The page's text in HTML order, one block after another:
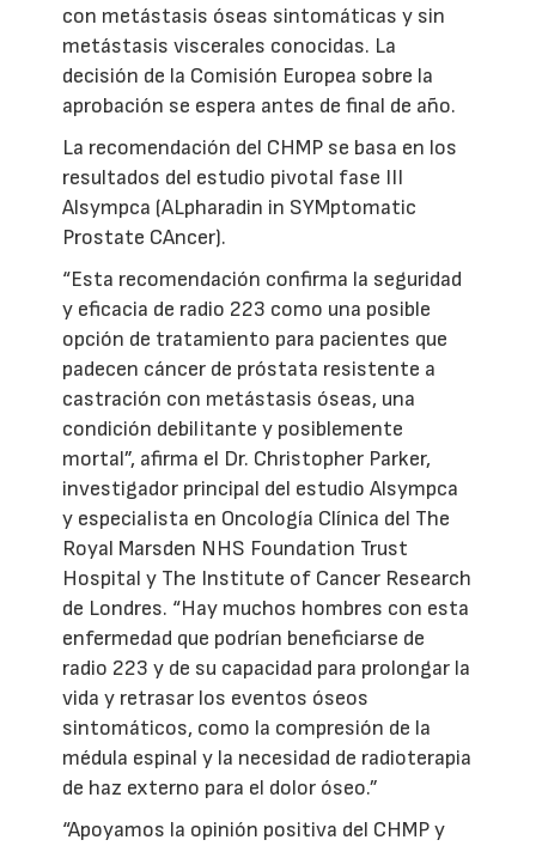
con metástasis óseas sintomáticas y sin
metástasis viscerales conocidas. La
decisión de la Comisión Europea sobre la
aprobación se espera antes de final de año.
La recomendación del CHMP se basa en los
resultados del estudio pivotal fase III
Alsympca (ALpharadin in SYMptomatic
Prostate CAncer).
“Esta recomendación confirma la seguridad
y eficacia de radio 223 como una posible
opción de tratamiento para pacientes que
padecen cáncer de próstata resistente a
castración con metástasis óseas, una
condición debilitante y posiblemente
mortal”, afirma el Dr. Christopher Parker,
investigador principal del estudio Alsympca
y especialista en Oncología Clínica del The
Royal Marsden NHS Foundation Trust
Hospital y The Institute of Cancer Research
de Londres. “Hay muchos hombres con esta
enfermedad que podrían beneficiarse de
radio 223 y de su capacidad para prolongar la
vida y retrasar los eventos óseos
sintomáticos, como la compresión de la
médula espinal y la necesidad de radioterapia
de haz externo para el dolor óseo.”
“Apoyamos la opinión positiva del CHMP y